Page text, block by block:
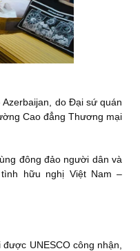
do Đại sứ quán
Cao đẳng Thương mại
đông đảo người dân và
hữu nghị Việt Nam –
UNESCO công nhận,